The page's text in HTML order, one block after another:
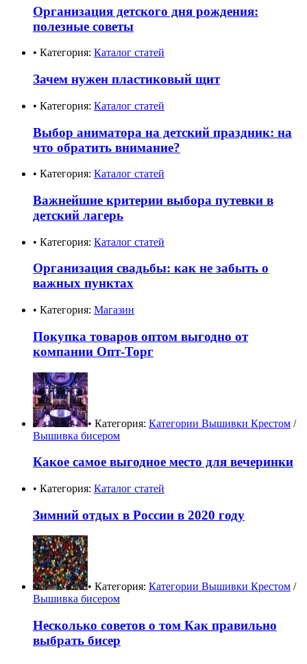
Организация детского дня рождения:
полезные советы
• Категория: Каталог статей
Зачем нужен пластиковый щит
• Категория: Каталог статей
Выбор аниматора на детский праздник: на
что обратить внимание?
• Категория: Каталог статей
Важнейшие критерии выбора путевки в
детский лагерь
• Категория: Каталог статей
Организация свадьбы: как не забыть о
важных пунктах
• Категория: Магазин
Покупка товаров оптом выгодно от
компании Опт-Торг
• Категория: Категории Вышивки Крестом /
Вышивка бисером
Какое самое выгодное место для вечеринки
• Категория: Каталог статей
Зимний отдых в России в 2020 году
• Категория: Категории Вышивки Крестом /
Вышивка бисером
Несколько советов о том Как правильно
выбрать бисер